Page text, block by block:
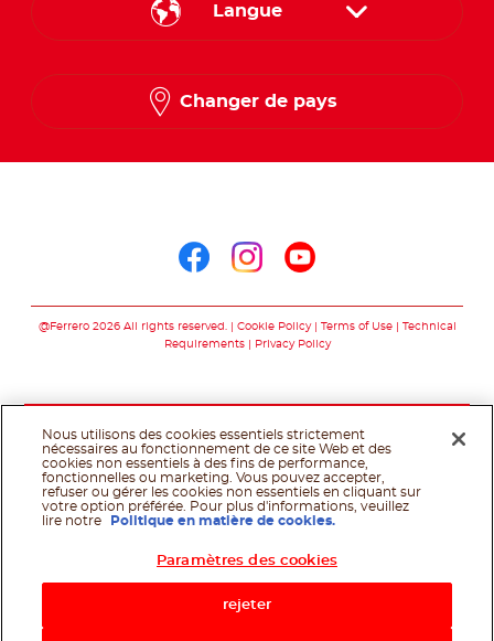
Langue
Changer de pays
@Ferrero 2026 All rights reserved. Cookie Policy Terms of Use
Technical
Requirements
Privacy Policy
Nous utilisons des cookies essentiels strictement
nécessaires au fonctionnement de ce site Web et des
cookies non essentiels à des fins de performance,
fonctionnelles ou marketing. Vous pouvez accepter,
refuser ou gérer les cookies non essentiels en cliquant sur
votre option préférée. Pour plus d'informations, veuillez
lire notre
Politique en matière de cookies.
Paramètres des cookies
rejeter